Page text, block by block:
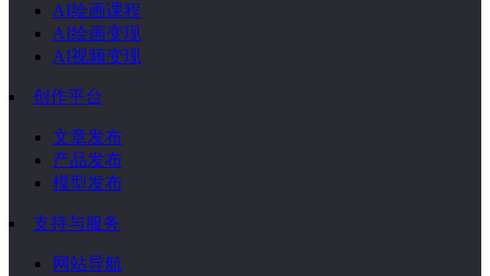
AI绘画课程
AI绘画变现
AI视频变现
创作平台
文章发布
产品发布
模型发布
支持与服务
网站导航